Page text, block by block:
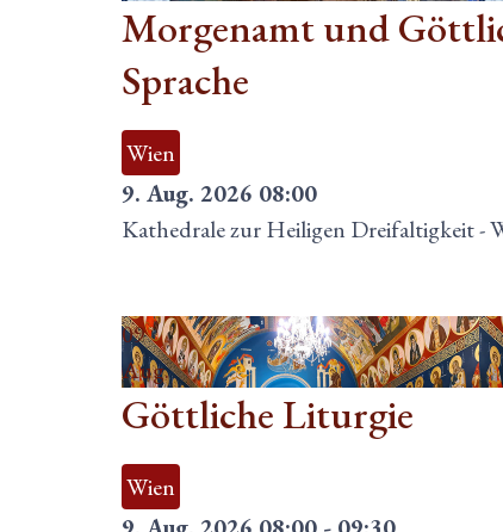
Morgenamt und
Sprache
Wien
9. Aug. 2026 08:00
Kathedrale zur Heiligen Dreifaltigkeit-
09
Aug.
Göttliche Liturgie
Wien